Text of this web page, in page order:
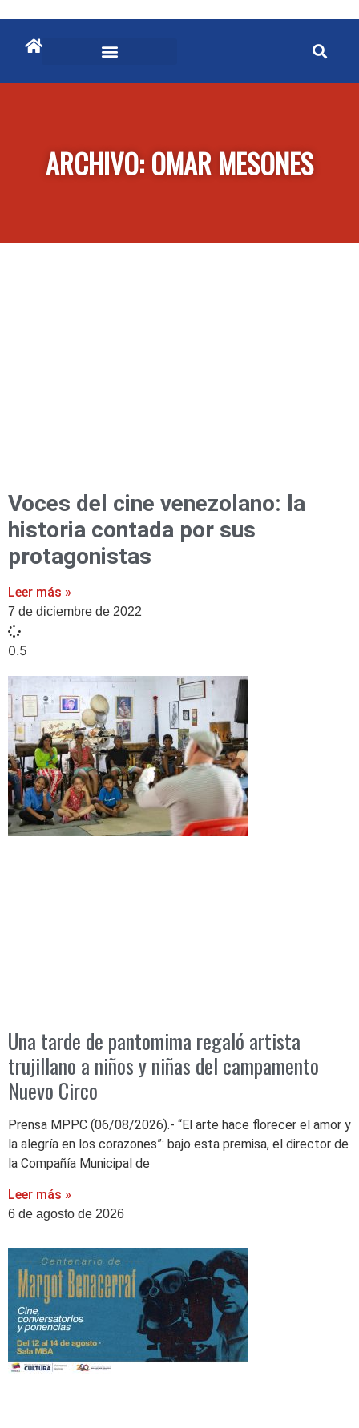
ARCHIVO: OMAR MESONES
Voces del cine venezolano: la
historia contada por sus
protagonistas
Leer más »
7 de diciembre de 2022
Una tarde de pantomima regaló artista
trujillano a niños y niñas del campamento
Nuevo Circo
Prensa MPPC (06/08/2026).- “El arte hace florecer el amor y
la alegría en los corazones”: bajo esta premisa, el director de
la Compañía Municipal de
Leer más »
6 de agosto de 2026